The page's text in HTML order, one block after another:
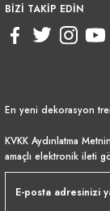
BİZİ TAKİP EDİN
En yeni dekorasyon
KVKK Aydınlatma
amaçlı elektronik ileti